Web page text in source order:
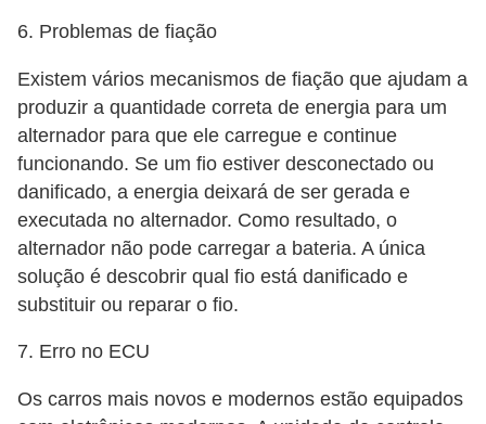
6. Problemas de fiação
Existem vários mecanismos de fiação que ajudam a
produzir a quantidade correta de energia para um
alternador para que ele carregue e continue
funcionando. Se um fio estiver desconectado ou
danificado, a energia deixará de ser gerada e
executada no alternador. Como resultado, o
alternador não pode carregar a bateria. A única
solução é descobrir qual fio está danificado e
substituir ou reparar o fio.
7. Erro no ECU
Os carros mais novos e modernos estão equipados